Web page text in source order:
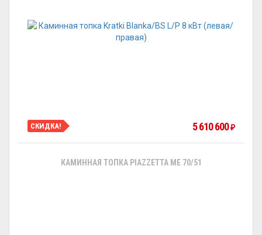
СКИДКА! 5 610 600 ₽
КАМИННАЯ ТОПКА PIAZZETTA ME 70/51